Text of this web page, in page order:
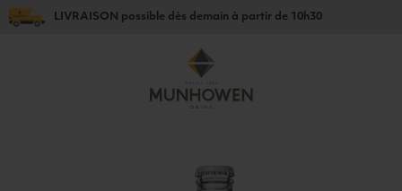
LIVRAISON possible dès demain à partir de 10h30